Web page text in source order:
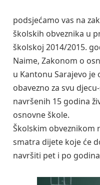
podsjećamo vas na
školskih obveznika u
školskoj 2014/2015.
Naime, Zakonom o
u Kantonu Sarajevo
obavezno za svu
navršenih 15 godina
osnovne škole.
Školskim obveznikom
smatra dijete koje će
navršiti pet i po